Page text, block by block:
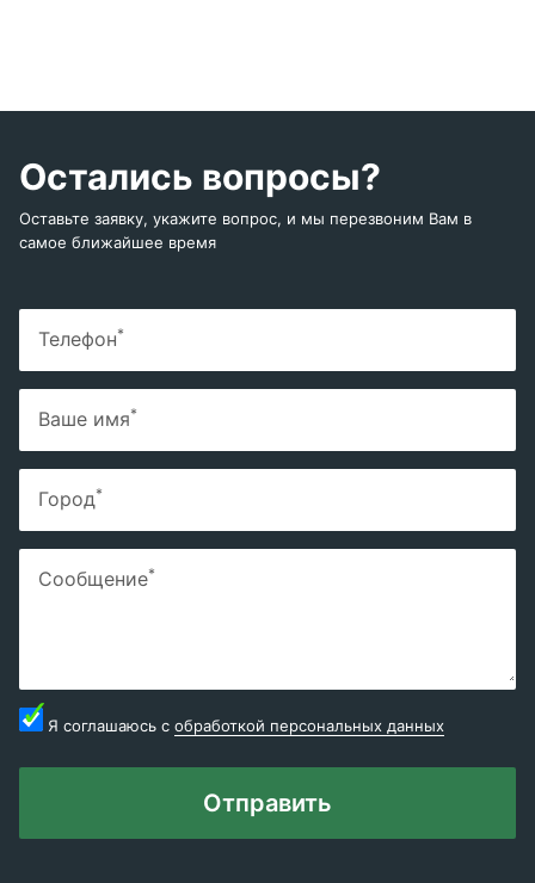
Остались вопросы?
Оставьте заявку, укажите вопрос, и мы перезвоним Вам в
самое ближайшее время
Телефон*
Ваше имя*
Город*
Сообщение*
Я соглашаюсь с обработкой персональных данных
Отправить